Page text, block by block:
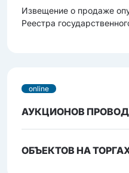
Извещение о продаже
Реестра
online
АУКЦИОНОВ
ОБЪЕКТОВ НА